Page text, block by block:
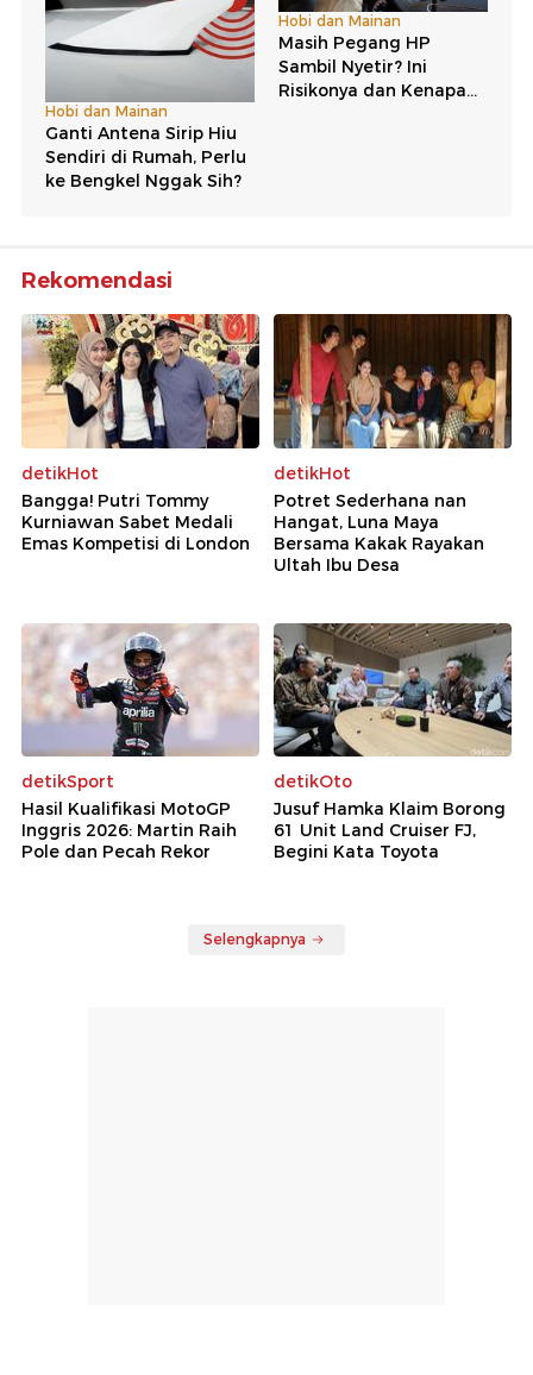
Rekomendasi
detikHot
Bangga! Putri Tommy
Kurniawan Sabet Medali
Emas Kompetisi di London
detikHot
Potret Sederhana nan
Hangat, Luna Maya
Bersama Kakak Rayakan
Ultah Ibu Desa
detikSport
Hasil Kualifikasi MotoGP
Inggris 2026: Martin Raih
Pole dan Pecah Rekor
detikOto
Jusuf Hamka Klaim Borong
61 Unit Land Cruiser FJ,
Begini Kata Toyota
Selengkapnya